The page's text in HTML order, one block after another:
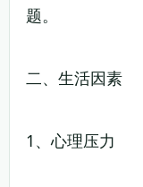
题。
二、生活因素
1、心理压力